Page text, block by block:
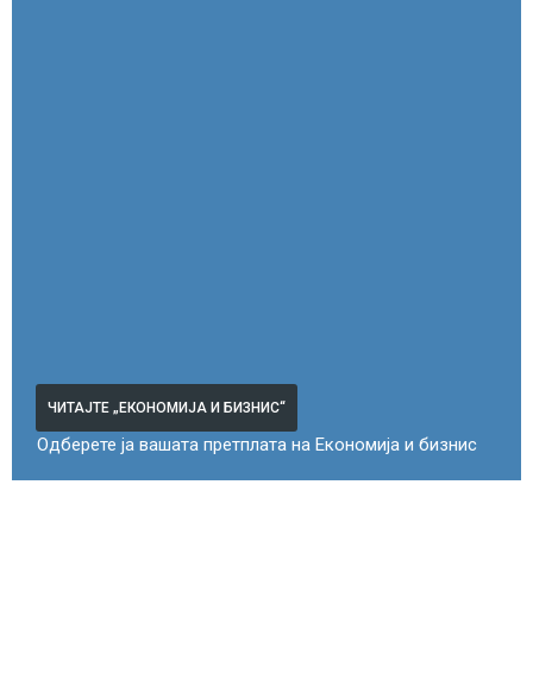
ЧИТАЈТЕ „ЕКОНОМИЈА И БИЗНИС“
Одберете ја вашата претплата на Економија и бизнис